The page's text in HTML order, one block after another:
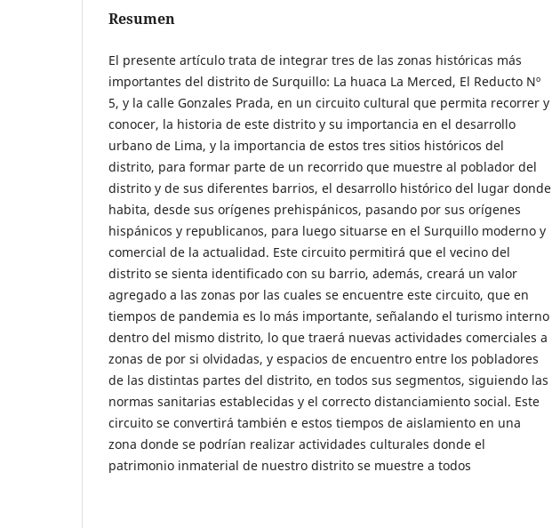
Resumen
El presente artículo trata de integrar tres de las zonas históricas más
importantes del distrito de Surquillo: La huaca La Merced, El Reducto Nº
5, y la calle Gonzales Prada, en un circuito cultural que permita recorrer y
conocer, la historia de este distrito y su importancia en el desarrollo
urbano de Lima, y la importancia de estos tres sitios históricos del
distrito, para formar parte de un recorrido que muestre al poblador del
distrito y de sus diferentes barrios, el desarrollo histórico del lugar donde
habita, desde sus orígenes prehispánicos, pasando por sus orígenes
hispánicos y republicanos, para luego situarse en el Surquillo moderno y
comercial de la actualidad. Este circuito permitirá que el vecino del
distrito se sienta identificado con su barrio, además, creará un valor
agregado a las zonas por las cuales se encuentre este circuito, que en
tiempos de pandemia es lo más importante, señalando el turismo interno
dentro del mismo distrito, lo que traerá nuevas actividades comerciales a
zonas de por si olvidadas, y espacios de encuentro entre los pobladores
de las distintas partes del distrito, en todos sus segmentos, siguiendo las
normas sanitarias establecidas y el correcto distanciamiento social. Este
circuito se convertirá también e estos tiempos de aislamiento en una
zona donde se podrían realizar actividades culturales donde el
patrimonio inmaterial de nuestro distrito se muestre a todos